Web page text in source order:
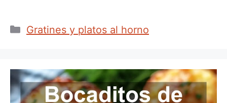
Categorías
Gratines y platos al horno